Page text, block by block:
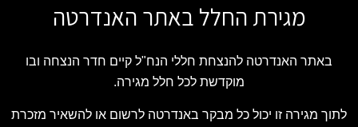
מגירת החלל באתר האנדרטה
באתר האנדרטה להנצחת חללי הנח"ל קיים חדר הנצחה ובו
מוקדשת לכל חלל מגירה.
לתוך מגירה זו יכול כל מבקר באנדרטה לרשום או להשאיר מזכרת